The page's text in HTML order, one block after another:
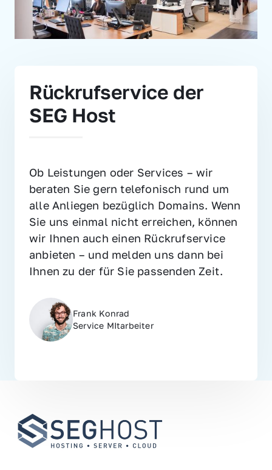
Rückrufservice der
SEG Host
Ob Leistungen oder Services – wir
beraten Sie gern telefonisch rund um
alle Anliegen bezüglich Domains. Wenn
Sie uns einmal nicht erreichen, können
wir Ihnen auch einen Rückrufservice
anbieten – und melden uns dann bei
Ihnen zu der für Sie passenden Zeit.
Frank Konrad
Service MItarbeiter